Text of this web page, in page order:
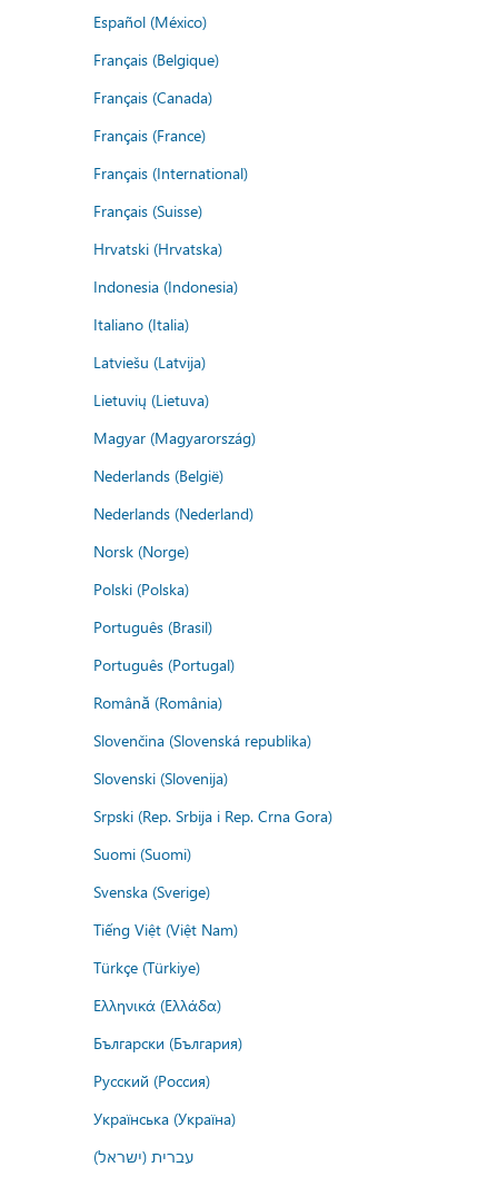
Español (México)
Français (Belgique)
Français (Canada)
Français (France)
Français (International)
Français (Suisse)
Hrvatski (Hrvatska)
Indonesia (Indonesia)
Italiano (Italia)
Latviešu (Latvija)
Lietuvių (Lietuva)
Magyar (Magyarország)
Nederlands (België)
Nederlands (Nederland)
Norsk (Norge)
Polski (Polska)
Português (Brasil)
Português (Portugal)
Română (România)
Slovenčina (Slovenská republika)
Slovenski (Slovenija)
Srpski (Rep. Srbija i Rep. Crna Gora)
Suomi (Suomi)
Svenska (Sverige)
Tiếng Việt (Việt Nam)
Türkçe (Türkiye)
Ελληνικά (Ελλάδα)
Български (България)
Русский (Россия)
Українська (Україна)
עברית (ישראל)